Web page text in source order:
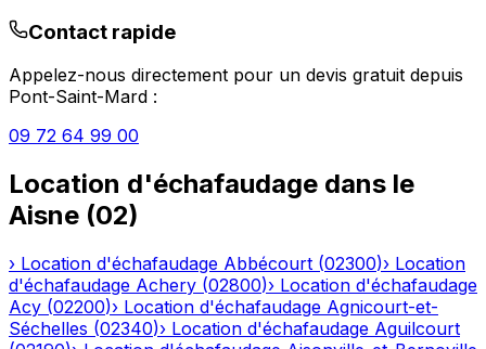
Contact rapide
Appelez-nous directement pour un devis gratuit depuis
Pont-Saint-Mard :
09 72 64 99 00
Location d'échafaudage dans le
Aisne (02)
› Location d'échafaudage Abbécourt (02300)› Location
d'échafaudage Achery (02800)› Location d'échafaudage
Acy (02200)› Location d'échafaudage Agnicourt-et-
Séchelles (02340)› Location d'échafaudage Aguilcourt